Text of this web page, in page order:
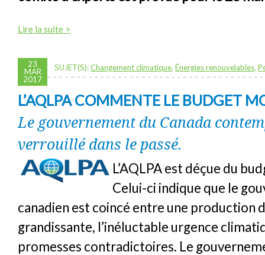
Lire la suite >
23
MAR
2017
SUJET(S):Changement climatique, Énergies renouvelables,
L’AQLPA COMMENTE LE BUDGET
Le gouvernement du Canada
verrouillé dans le passé.
L’AQLPA est déçue du
Celui-ci indique que le
canadien est coincé entre une production
grandissante, l’inéluctable urgence
promesses contradictoires. Le